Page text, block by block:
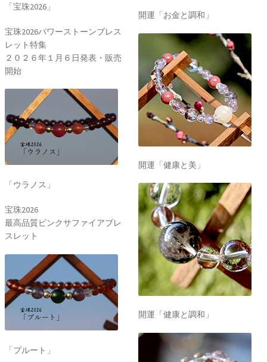
「宝珠2026」
宝珠2026パワーストーンブレス
レット特集
２０２６年１月６日発表・販売
開始
「ウラノス」
宝珠2026
最高品質ピンクサファイアブレ
スレット
「プルート」
開運「お金と調和」
開運「健康と美」
開運「健康と調和」